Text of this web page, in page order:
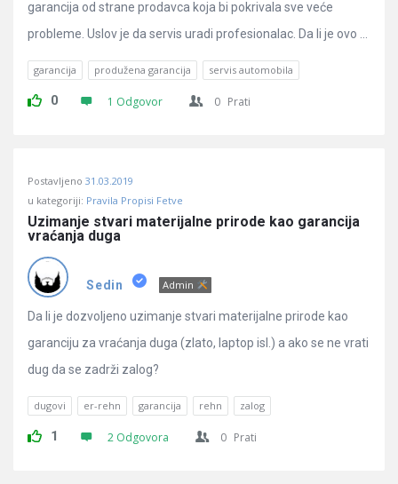
garancija od strane prodavca koja bi pokrivala sve veće
probleme. Uslov je da servis uradi profesionalac. Da li je ovo ...
garancija produžena garancija servis automobila
0 1 Odgovor 0 Prati
Postavljeno 31.03.2019
u kategoriji: Pravila Propisi Fetve
Uzimanje stvari materijalne prirode kao garancija
vraćanja duga
Sedin Admin
Da li je dozvoljeno uzimanje stvari materijalne prirode kao
garanciju za vraćanja duga (zlato, laptop isl.) a ako se ne vrati
dug da se zadrži zalog?
dugovi er-rehn garancija rehn zalog
1 2 Odgovora 0 Prati